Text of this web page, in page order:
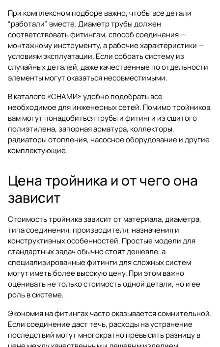
При комплексном подборе важно, чтобы все детали
“работали” вместе. Диаметр трубы должен
соответствовать фитингам, способ соединения —
монтажному инструменту, а рабочие характеристики —
условиям эксплуатации. Если собрать систему из
случайных деталей, даже качественные по отдельности
элементы могут оказаться несовместимыми.
В каталоге «СНАМИ» удобно подобрать все
необходимое для инженерных сетей. Помимо тройников,
вам могут понадобитьсятрубы и фитинги из сшитого
полиэтилена,запорная арматура, коллекторы,
радиаторы отопления, насосное оборудованиеи другие
комплектующие.
Цена тройника и от чего она
зависит
Стоимость тройника зависит от материала, диаметра,
типа соединения, производителя, назначения и
конструктивных особенностей. Простые модели для
стандартных задач обычно стоят дешевле, а
специализированные фитинги для сложных систем
могут иметь более высокую цену. При этом важно
оценивать не только стоимость одной детали, но и ее
роль в системе.
Экономия на фитингах часто оказывается сомнительной.
Если соединение даст течь, расходы на устранение
последствий могут многократно превысить разницу в